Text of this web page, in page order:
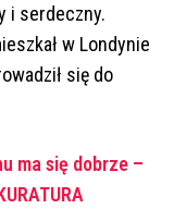
i serdeczny.
w Londynie
się do
ma się dobrze –